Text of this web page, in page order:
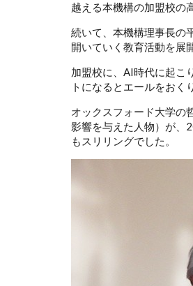
越える本機構の加盟校の
続いて、本機構理事長の
開いていく教育活動を展
加盟校に、AI時代に起こ
トになるとエールをおく
オックスフォード大学の
影響を与えた人物）が、
もスリリングでした。